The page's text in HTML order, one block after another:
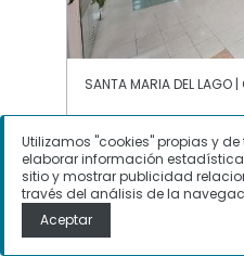
$4.700.000.000
Edificio de
SANTA MARIA DEL
Utilizamos "cookies" propias y
elaborar información
sitio y mostrar publicidad
través del análisis de la
Aceptar